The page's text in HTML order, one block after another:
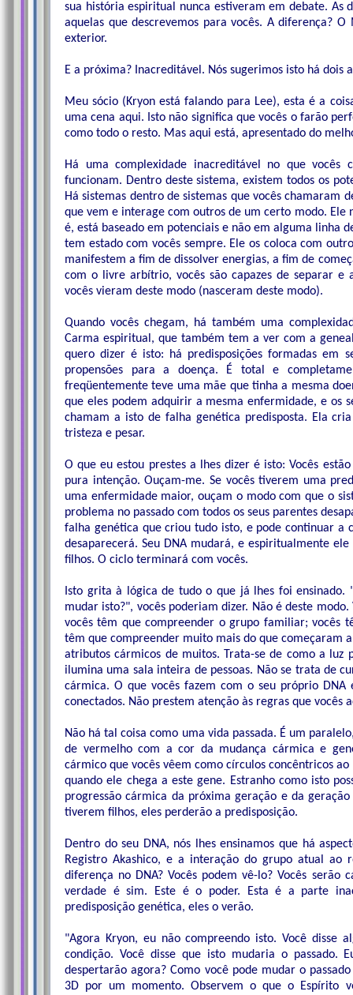
sua história espiritual nunca estiveram em debate. As
aquelas que descrevemos para vocês. A diferença?
exterior.
E a próxima? Inacreditável. Nós sugerimos isto há dois
Meu sócio (Kryon está falando para Lee), esta é a
uma cena aqui. Isto não significa que vocês o farão
como todo o resto. Mas aqui está, apresentado do
Há uma complexidade inacreditável no que vocês
funcionam. Dentro deste sistema, existem todos os
Há sistemas dentro de sistemas que vocês chamaram
que vem e interage com outros de um certo modo. Ele
é, está baseado em potenciais e não em alguma linha
tem estado com vocês sempre. Ele os coloca com
manifestem a fim de dissolver energias, a fim de
com o livre arbítrio, vocês são capazes de separar e
vocês vieram deste modo (nasceram deste modo).
Quando vocês chegam, há também uma
Carma espiritual, que também tem a ver com a
quero dizer é isto: há predisposições formadas em
propensões para a doença. É total e
freqüentemente teve uma mãe que tinha a mesma
que eles podem adquirir a mesma enfermidade, e os
chamam a isto de falha genética predisposta. Ela
tristeza e pesar.
O que eu estou prestes a lhes dizer é isto: Vocês
pura intenção. Ouçam-me. Se vocês tiverem uma
uma enfermidade maior, ouçam o modo com que o
problema no passado com todos os seus parentes
falha genética que criou tudo isto, e pode continuar a
desaparecerá. Seu DNA mudará, e espiritualmente
filhos. O ciclo terminará com vocês.
Isto grita à lógica de tudo o que já lhes foi
mudar isto?", vocês poderiam dizer. Não é deste
vocês têm que compreender o grupo familiar; vocês
têm que compreender muito mais do que começaram
atributos cármicos de muitos. Trata-se de como a
ilumina uma sala inteira de pessoas. Não se trata de
cármica. O que vocês fazem com o seu próprio DNA
conectados. Não prestem atenção às regras que vocês
Não há tal coisa como uma vida passada. É um
de vermelho com a cor da mudança cármica e
cármico que vocês vêem como círculos concêntricos
quando ele chega a este gene. Estranho como isto
progressão cármica da próxima geração e da
tiverem filhos, eles perderão a predisposição.
Dentro do seu DNA, nós lhes ensinamos que há
Registro Akashico, e a interação do grupo atual ao
diferença no DNA? Vocês podem vê-lo? Vocês
verdade é sim. Este é o poder. Esta é a parte
predisposição genética, eles o verão.
"Agora Kryon, eu não compreendo isto. Você disse
condição. Você disse que isto mudaria o passado.
despertarão agora? Como você pode mudar o
3D por um momento. Observem o que o Espírito